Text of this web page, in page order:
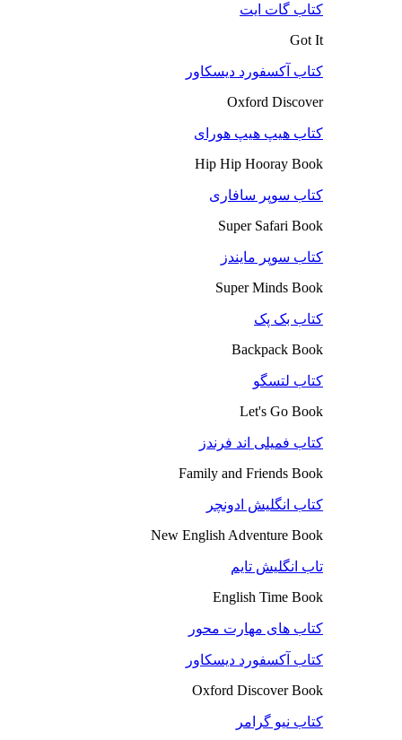
کتاب گات ایت
Got It
کتاب آکسفورد دیسکاور
Oxford Discover
کتاب هیپ هیپ هورای
Hip Hip Hooray Book
کتاب سوپر سافاری
Super Safari Book
کتاب سوپر مایندز
Super Minds Book
کتاب بک پک
Backpack Book
کتاب لتسگو
Let's Go Book
کتاب فمیلی اند فرندز
Family and Friends Book
کتاب انگلیش ادونچر
New English Adventure Book
تاب انگلیش تایم
English Time Book
کتاب های مهارت محور
کتاب آکسفورد دیسکاور
Oxford Discover Book
کتاب نیو گرامر